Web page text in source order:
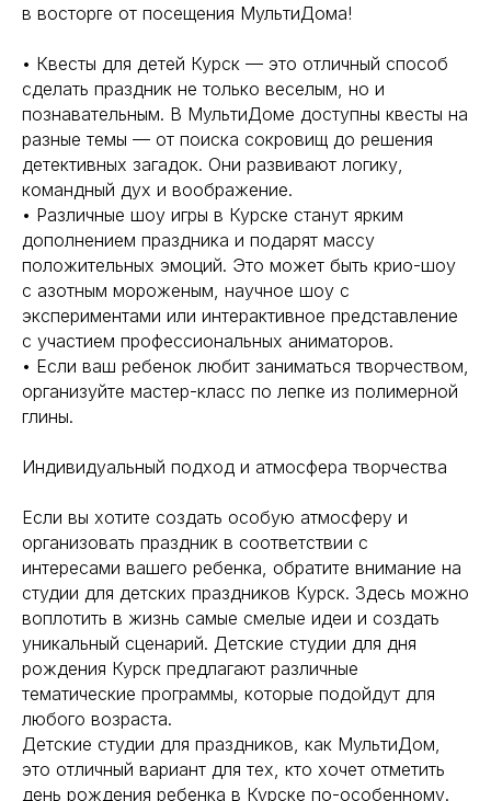
в восторге от посещения МультиДома!
• Квесты для детей Курск — это отличный способ
сделать праздник не только веселым, но и
познавательным. В МультиДоме доступны квесты на
разные темы — от поиска сокровищ до решения
детективных загадок. Они развивают логику,
командный дух и воображение.
• Различные шоу игры в Курске станут ярким
дополнением праздника и подарят массу
положительных эмоций. Это может быть крио-шоу
с азотным мороженым, научное шоу с
экспериментами или интерактивное представление
с участием профессиональных аниматоров.
• Если ваш ребенок любит заниматься творчеством,
организуйте мастер-класс по лепке из полимерной
глины.
Индивидуальный подход и атмосфера творчества
Если вы хотите создать особую атмосферу и
организовать праздник в соответствии с
интересами вашего ребенка, обратите внимание на
студии для детских праздников Курск. Здесь можно
воплотить в жизнь самые смелые идеи и создать
уникальный сценарий. Детские студии для дня
рождения Курск предлагают различные
тематические программы, которые подойдут для
любого возраста.
Детские студии для праздников, как МультиДом,
это отличный вариант для тех, кто хочет отметить
день рождения ребенка в Курске по-особенному.